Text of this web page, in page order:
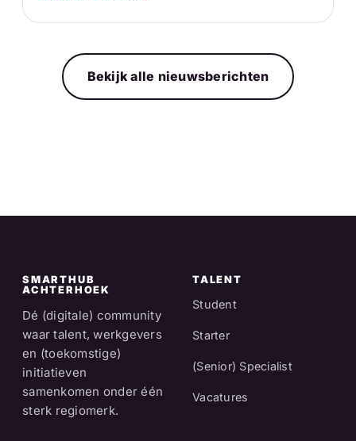
Bekijk alle nieuwsberichten
SMARTHUB
ACHTERHOEK
Dé (digitale) community
waar talent, werkgevers
en (toekomstige)
initiatieven
samenkomen onder één
sterk regiomerk.
TALENT
Student
Starter
(Senior) Specialist
Vacatures